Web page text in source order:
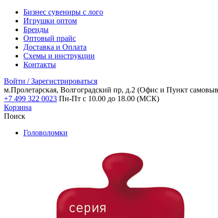
Бизнес сувениры с лого
Игрушки оптом
Бренды
Оптовый прайс
Доставка и Оплата
Схемы и инструкции
Контакты
Войти / Зарегистрироваться
м.Пролетарская, Волгоградский пр, д.2 (Офис и Пункт
+7 499 322 0023 Пн-Пт с 10.00 до 18.00 (МСК)
Корзина
Поиск
Головоломки